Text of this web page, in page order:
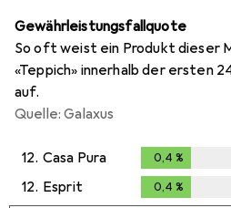
Gewährleistungsfallquote
So oft weist ein Produkt dieser
«Teppich» innerhalb der ersten
auf.
Quelle: Galaxus
12. Casa Pura 0,4 %
12. Esprit 0,4 %